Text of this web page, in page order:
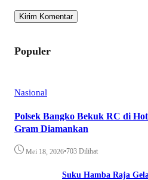
Populer
Nasional
Polsek Bangko Bekuk RC di
Gram Diamankan
Mei 18, 2026•703 Dilihat
Suku Hamba Raja